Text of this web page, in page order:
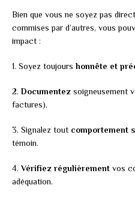
Bien que vous ne soyez pas
commises par d’autres, vous
impact :
1. Soyez toujourshonnête et
2. Documentez soigneusement
factures).
3. Signalez tout comportement
témoin.
4.Vérifiez régulièrement vos
adéquation.